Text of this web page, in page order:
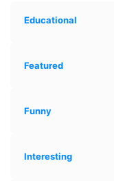
Educational
Featured
Funny
Interesting